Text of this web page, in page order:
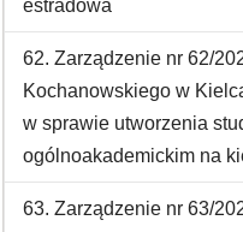
estradowa
62. Zarządzenie nr 62/
Kochanowskiego w
w sprawie utworzenia
ogólnoakademickim na
63. Zarządzenie nr 63/